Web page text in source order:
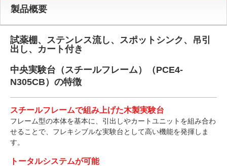
製品概要
試薬棚、ステンレス流し、スポットシンク、吊引
出し、カート付き
中央実験台（スチールフレーム）（PCE4-
N305CB）の特徴
スチールフレームで組み上げた木製実験台
フレーム型の本体を基本に、引出しやカートユニットを組み合わ
せることで、フレキシブルな実験台として高い機能を発揮しま
す。
トータルシステムが可能